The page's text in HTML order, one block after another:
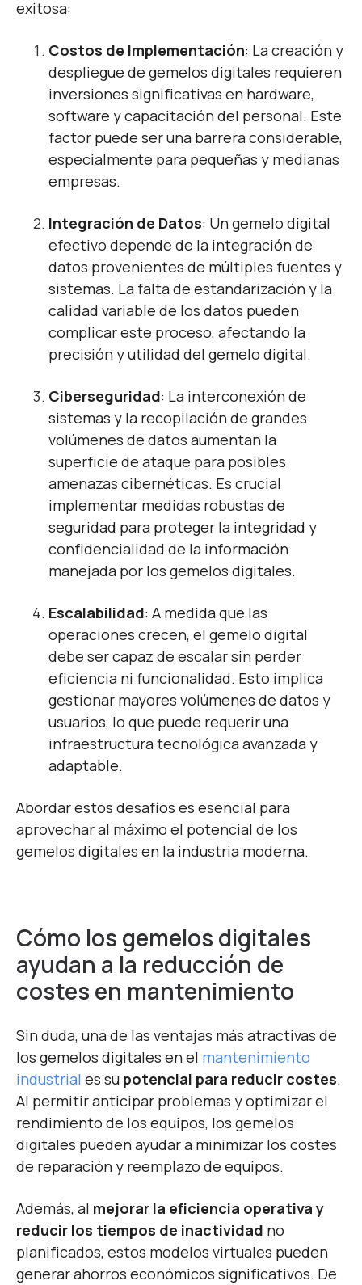
exitosa:
Costos de Implementación: La creación y
despliegue de gemelos digitales requieren
inversiones significativas en hardware,
software y capacitación del personal. Este
factor puede ser una barrera considerable,
especialmente para pequeñas y medianas
empresas.
Integración de Datos: Un gemelo digital
efectivo depende de la integración de
datos provenientes de múltiples fuentes y
sistemas. La falta de estandarización y la
calidad variable de los datos pueden
complicar este proceso, afectando la
precisión y utilidad del gemelo digital.
Ciberseguridad: La interconexión de
sistemas y la recopilación de grandes
volúmenes de datos aumentan la
superficie de ataque para posibles
amenazas cibernéticas. Es crucial
implementar medidas robustas de
seguridad para proteger la integridad y
confidencialidad de la información
manejada por los gemelos digitales.
Escalabilidad: A medida que las
operaciones crecen, el gemelo digital
debe ser capaz de escalar sin perder
eficiencia ni funcionalidad. Esto implica
gestionar mayores volúmenes de datos y
usuarios, lo que puede requerir una
infraestructura tecnológica avanzada y
adaptable.
Abordar estos desafíos es esencial para
aprovechar al máximo el potencial de los
gemelos digitales en la industria moderna.
Cómo los gemelos digitales
ayudan a la reducción de
costes en mantenimiento
Sin duda, una de las ventajas más atractivas de
los gemelos digitales en el mantenimiento
industrial es su potencial para reducir costes.
Al permitir anticipar problemas y optimizar el
rendimiento de los equipos, los gemelos
digitales pueden ayudar a minimizar los costes
de reparación y reemplazo de equipos.
Además, al mejorar la eficiencia operativa y
reducir los tiempos de inactividad no
planificados, estos modelos virtuales pueden
generar ahorros económicos significativos. De